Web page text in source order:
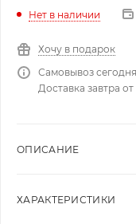
Нет в наличии
Хочу в подарок
Самовывоз
Доставка завтра
ОПИСАНИЕ
ХАРАКТЕРИСТИКИ